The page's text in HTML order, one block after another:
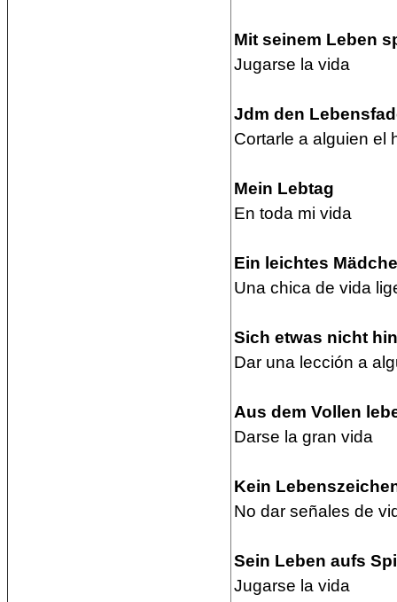
Mit seinem Leben
Jugarse la vida
Jdm den
Cortarle a alguien el
Mein Lebtag
En toda mi vida
Ein leichtes
Una chica de vida
Sich etwas nicht
Dar una lección a
Aus dem Vollen
Darse la gran vida
Kein
No dar señales de
Sein Leben aufs
Jugarse la vida